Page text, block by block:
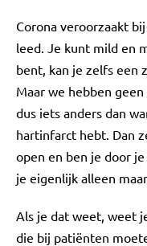
Corona veroorzaakt
leed. Je kunt mild en
bent, kan je zelfs een
Maar we hebben
dus iets anders dan
hartinfarct hebt. Dan
open en ben je door
je eigenlijk alleen
Als je dat weet, weet
die bij patiënten